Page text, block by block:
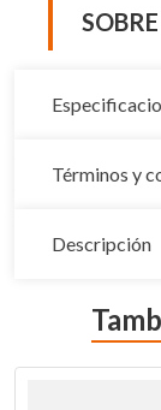
Términos y
Descripción